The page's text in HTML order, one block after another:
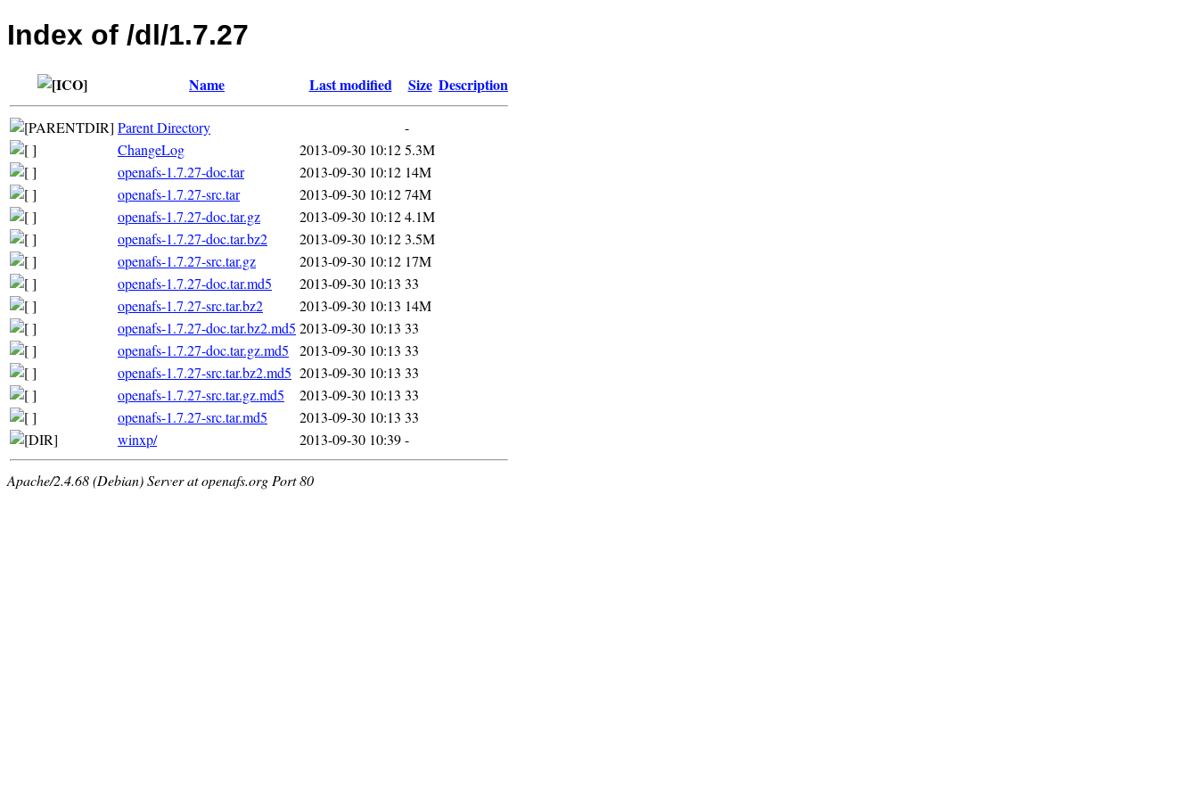
Index of /dl/1.7.27
Name Last modified Size Description
Parent Directory
-
ChangeLog
2013-09-30 10:125.3M
openafs-1.7.27-doc.tar
2013-09-30 10:12 14M
openafs-1.7.27-src.tar
2013-09-30 10:1274M
openafs-1.7.27-doc.tar.gz
2013-09-30 10:124.1M
openafs-1.7.27-doc.tar.bz2
2013-09-30 10:123.5M
openafs-1.7.27-src.tar.gz
2013-09-30 10:12 17M
openafs-1.7.27-doc.tar.md5
2013-09-30 10:13 33
openafs-1.7.27-src.tar.bz2
2013-09-30 10:13 14M
openafs-1.7.27-doc.tar.bz2.md5 2013-09-30 10:13 33
openafs-1.7.27-doc.tar.gz.md5
2013-09-30 10:13 33
openafs-1.7.27-src.tar.bz2.md5 2013-09-30 10:13 33
openafs-1.7.27-src.tar.gz.md5
2013-09-30 10:13 33
openafs-1.7.27-src.tar.md5
2013-09-30 10:13 33
winxp/
2013-09-30 10:39-
Apache/2.4.68 (Debian) Server at openafs.org Port 80